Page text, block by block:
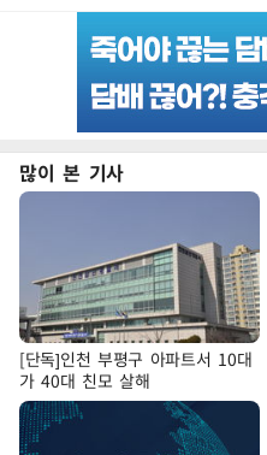
많이 본 기사
[단독]인천 부평구 아파트서 10대
가 40대 친모 살해